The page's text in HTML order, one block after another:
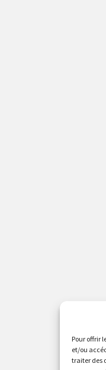
Pour offrir
et/ou
traiter des